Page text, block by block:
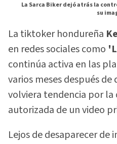
La Sarca Biker dejó atrás la
su
La tiktoker hondureña
en redes sociales como
continúa activa en las
varios meses después
volviera tendencia por la
autorizada de un video
Lejos de desaparecer de